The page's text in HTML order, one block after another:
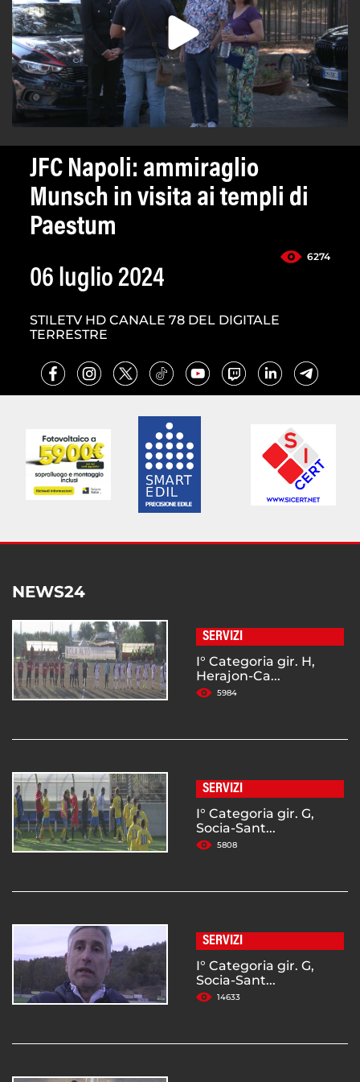
JFC Napoli: ammiraglio
Munsch in visita ai templi di
Paestum
6274
06 luglio 2024
STILETV HD CANALE 78 DEL DIGITALE
TERRESTRE
NEWS24
SERVIZI
I° Categoria gir. H,
Herajon-Ca...
5984
SERVIZI
I° Categoria gir. G,
Socia-Sant...
5808
SERVIZI
I° Categoria gir. G,
Socia-Sant...
14633